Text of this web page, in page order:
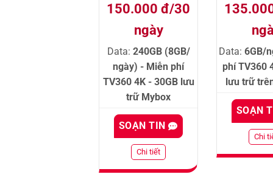
150.000 đ/30
ngày
Data: 240GB (8GB/
ngày) - Miễn phí
TV360 4K - 30GB lưu
trữ Mybox
SOẠN TIN
Chi tiết
Data: 6GB/
phí TV360
lưu trữ
SOẠN
Chi